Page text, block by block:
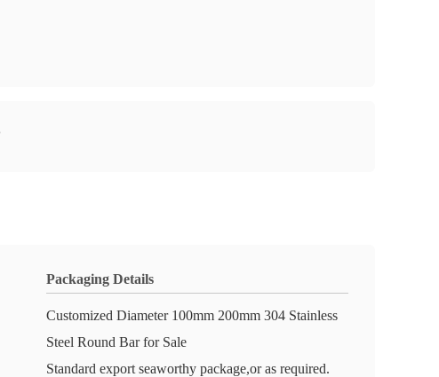
Packaging Details
Customized Diameter 100mm 200mm 304 Stainless
Steel Round Bar for Sale
Standard export seaworthy package,or as required.